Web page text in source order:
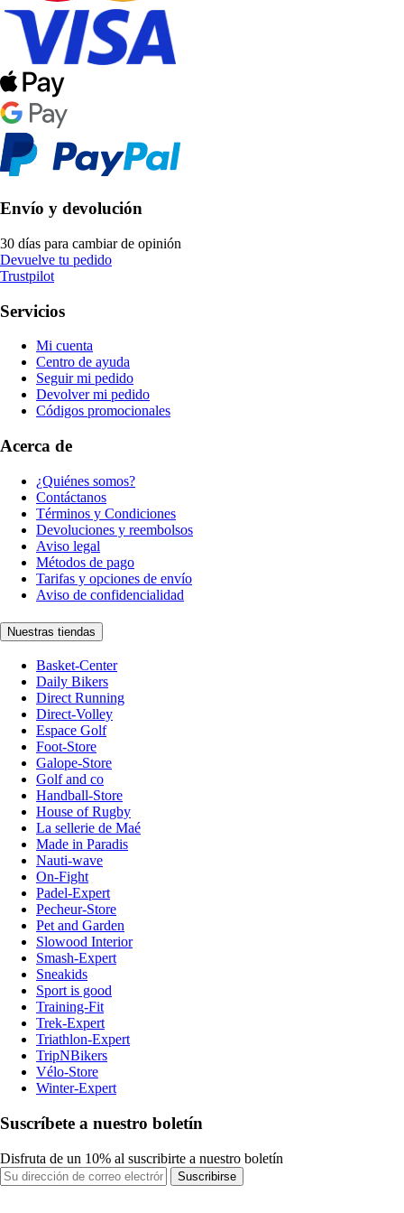
Envío y devolución
30 días para cambiar de opinión
Devuelve tu pedido
Trustpilot
Servicios
Mi cuenta
Centro de ayuda
Seguir mi pedido
Devolver mi pedido
Códigos promocionales
Acerca de
¿Quiénes somos?
Contáctanos
Términos y Condiciones
Devoluciones y reembolsos
Aviso legal
Métodos de pago
Tarifas y opciones de envío
Aviso de confidencialidad
Nuestras tiendas
Basket-Center
Daily Bikers
Direct Running
Direct-Volley
Espace Golf
Foot-Store
Galope-Store
Golf and co
Handball-Store
House of Rugby
La sellerie de Maé
Made in Paradis
Nauti-wave
On-Fight
Padel-Expert
Pecheur-Store
Pet and Garden
Slowood Interior
Smash-Expert
Sneakids
Sport is good
Training-Fit
Trek-Expert
Triathlon-Expert
TripNBikers
Vélo-Store
Winter-Expert
Suscríbete a nuestro boletín
Disfruta de un 10% al suscribirte a nuestro boletín
Suscribirse